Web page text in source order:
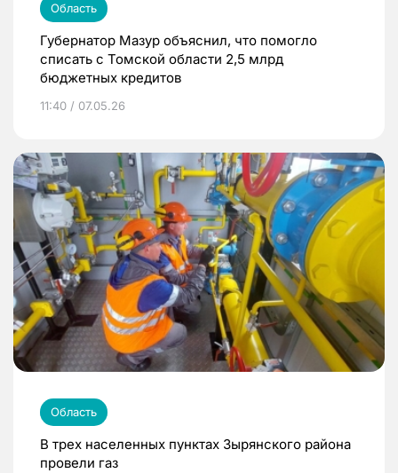
Область
Губернатор Мазур объяснил, что помогло
списать с Томской области 2,5 млрд
бюджетных кредитов
11:40 / 07.05.26
Область
В трех населенных пунктах Зырянского района
провели газ